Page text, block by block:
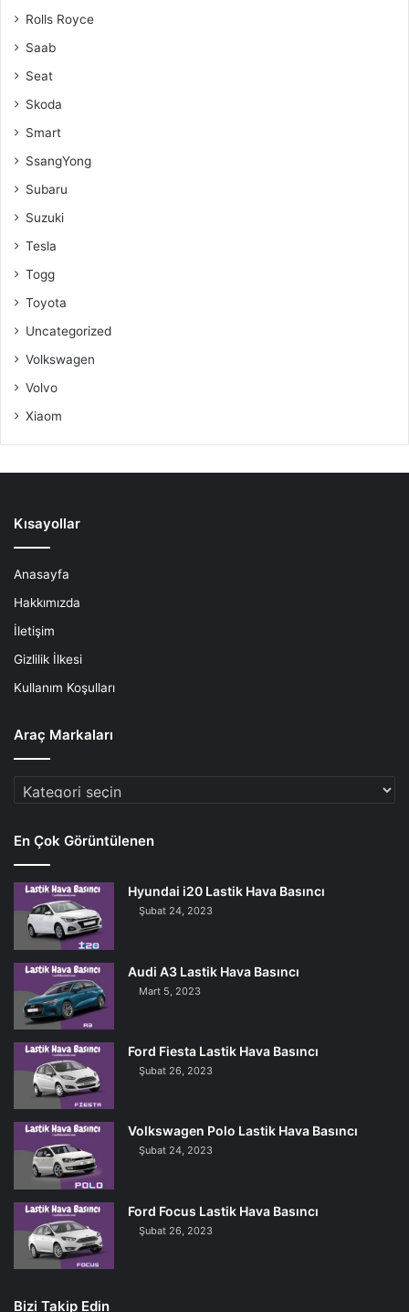
Rolls Royce
Saab
Seat
Skoda
Smart
SsangYong
Subaru
Suzuki
Tesla
Togg
Toyota
Uncategorized
Volkswagen
Volvo
Xiaom
Kısayollar
Anasayfa
Hakkımızda
İletişim
Gizlilik İlkesi
Kullanım Koşulları
Araç Markaları
Araç
En Çok Görüntülenen
Hyundai i20 Lastik Hava Basıncı
Şubat 24, 2023
Audi A3 Lastik Hava Basıncı
Mart 5, 2023
Ford Fiesta Lastik Hava Basıncı
Şubat 26, 2023
Volkswagen Polo Lastik Hava Basıncı
Şubat 24, 2023
Ford Focus Lastik Hava Basıncı
Şubat 26, 2023
Bizi Takip Edin